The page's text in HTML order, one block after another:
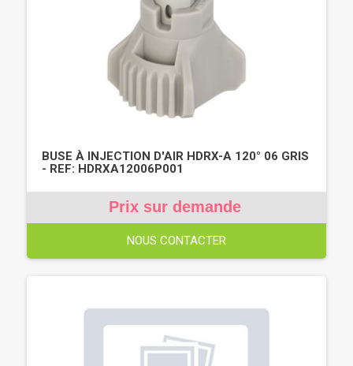
BUSE À INJECTION D'AIR HDRX-A 120° 06 GRIS
- REF: HDRXA12006P001
Prix sur demande
NOUS CONTACTER